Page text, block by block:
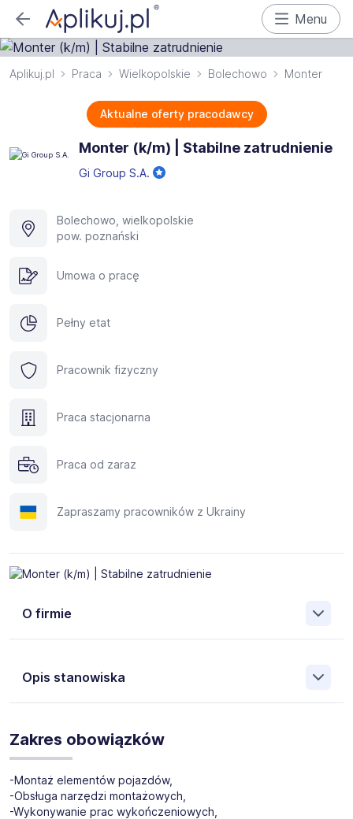
Menu
Aplikuj.pl Praca Wielkopolskie Bolechowo Monter
Aktualne oferty pracodawcy
Monter (k/m) | Stabilne zatrudnienie
Gi Group S.A.
Bolechowo, wielkopolskie
pow. poznański
Umowa o pracę
Pełny etat
Pracownik fizyczny
Praca stacjonarna
Praca od zaraz
Zapraszamy pracowników z Ukrainy
O firmie
Opis stanowiska
poszukujemy kandydatów na stanowisko:
produkcji pojazdów (k/m)
Lokalizacja:Bolechowo-Osiedle
zakresie)
Zakres obowiązków
-Montaż elementów pojazdów,
-Obsługa narzędzi montażowych,
-Wykonywanie prac wykończeniowych,